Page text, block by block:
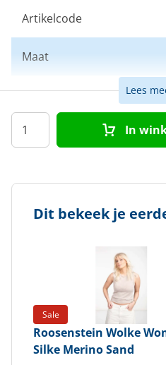
Artikelcode
Maat
Kleur
Doelgroep
Lees
In
Dit bekeek je
Sale
Roosenstein Wolke
Silke Merino Sand